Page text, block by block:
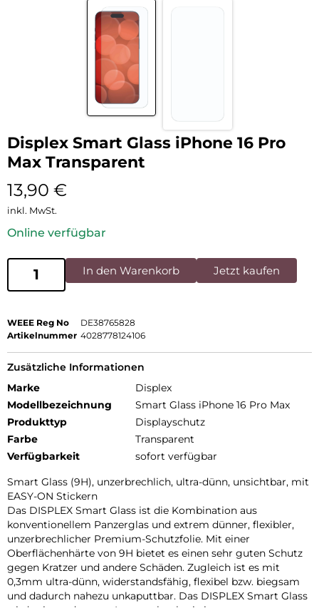
Displex Smart Glass iPhone 16 Pro
Max Transparent
13,90 €
inkl. MwSt.
Online verfügbar
In den Warenkorb Jetzt kaufen
WEEE Reg No
DE38765828
Artikelnummer 4028778124106
Zusätzliche Informationen
Marke
Displex
Modellbezeichnung
Smart Glass iPhone 16 Pro Max
Produkttyp
Displayschutz
Farbe
Transparent
Verfügbarkeit
sofort verfügbar
Smart Glass (9H), unzerbrechlich, ultra-dünn, unsichtbar, mit
EASY-ON Stickern
Das DISPLEX Smart Glass ist die Kombination aus
konventionellem Panzerglas und extrem dünner, flexibler,
unzerbrechlicher Premium-Schutzfolie. Mit einer
Oberflächenhärte von 9H bietet es einen sehr guten Schutz
gegen Kratzer und andere Schäden. Zugleich ist es mit
0,3mm ultra-dünn, widerstandsfähig, flexibel bzw. biegsam
und dadurch nahezu unkaputtbar. Das DISPLEX Smart Glass